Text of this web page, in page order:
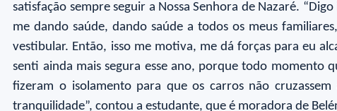
satisfação sempre seguir a Nossa Senhora de Nazaré.
me dando saúde, dando saúde a todos os meus
vestibular. Então, isso me motiva, me dá forças para eu
senti ainda mais segura esse ano, porque todo momento
fizeram o isolamento para que os carros não
tranquilidade”, contou a estudante, que é moradora de